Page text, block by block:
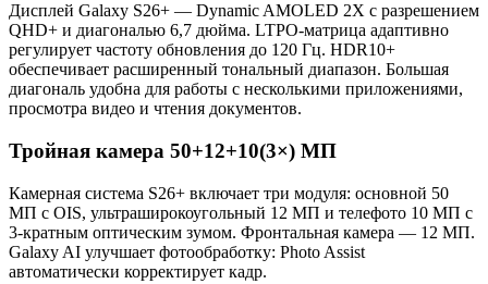
Дисплей Galaxy S26+ — Dynamic AMOLED 2X с разрешением
QHD+ и диагональю 6,7 дюйма. LTPO-матрица адаптивно
регулирует частоту обновления до 120 Гц. HDR10+
обеспечивает расширенный тональный диапазон. Большая
диагональ удобна для работы с несколькими приложениями,
просмотра видео и чтения документов.
Тройная камера 50+12+10(3×) МП
Камерная система S26+ включает три модуля: основной 50
МП с OIS, ультраширокоугольный 12 МП и телефото 10 МП с
3-кратным оптическим зумом. Фронтальная камера — 12 МП.
Galaxy AI улучшает фотообработку: Photo Assist
автоматически корректирует кадр.